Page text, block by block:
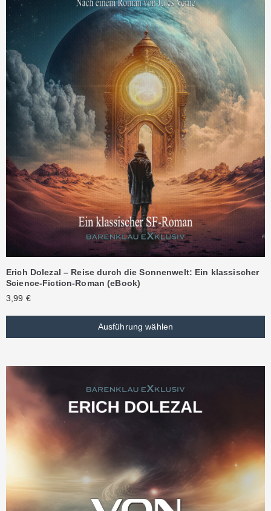
Erich Dolezal – Reise durch die Sonnenwelt: Ein klassischer
Science-Fiction-Roman (eBook)
3,99 €
Ausführung wählen